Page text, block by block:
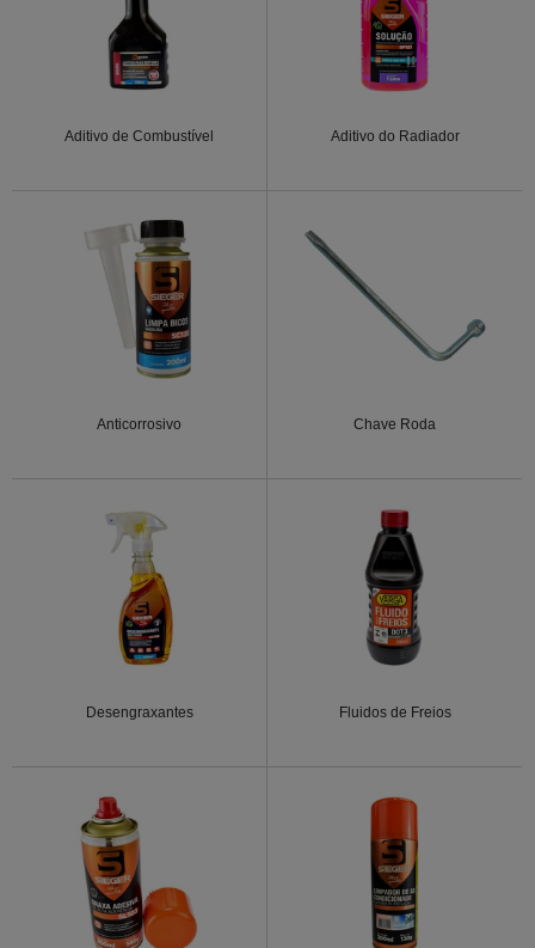
Aditivo de Combustível Aditivo do Radiador
Anticorrosivo Chave Roda
Desengraxantes Fluidos de Freios